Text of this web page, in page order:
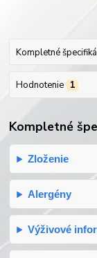
Kompletné
Hodnotenie 1
Kompletné
Zloženie
Alergény
Výživové